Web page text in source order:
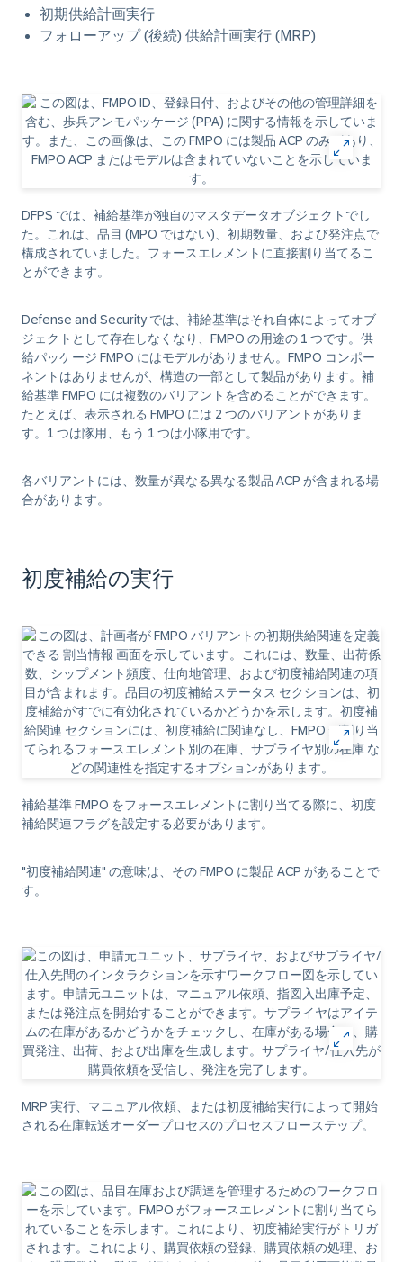
初期供給計画実行
フォローアップ (後続) 供給計画実行 (MRP)
DFPS では、補給基準が独自のマスタデータオブジェクトでし
た。これは、品目 (MPO ではない)、初期数量、および発注点で
構成されていました。フォースエレメントに直接割り当てるこ
とができます。
Defense and Security では、補給基準はそれ自体によってオブ
ジェクトとして存在しなくなり、FMPO の用途の 1 つです。供
給パッケージ FMPO にはモデルがありません。FMPO コンポー
ネントはありませんが、構造の一部として製品があります。補
給基準 FMPO には複数のバリアントを含めることができます。
たとえば、表示される FMPO には 2 つのバリアントがありま
す。1 つは隊用、もう 1 つは小隊用です。
各バリアントには、数量が異なる異なる製品 ACP が含まれる場
合があります。
初度補給の実行
補給基準 FMPO をフォースエレメントに割り当てる際に、初度
補給関連フラグを設定する必要があります。
"初度補給関連" の意味は、その FMPO に製品 ACP があることで
す。
MRP 実行、マニュアル依頼、または初度補給実行によって開始
される在庫転送オーダープロセスのプロセスフローステップ。